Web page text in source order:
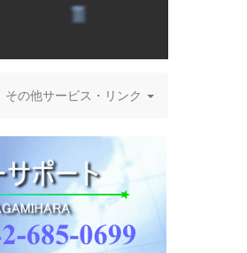
その他サービス・リンク